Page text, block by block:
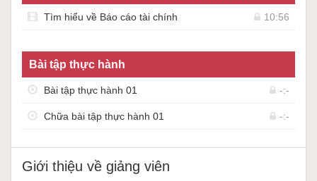
Tìm hiểu về Báo cáo tài chính 10:56
Bài tập thực hành
Bài tập thực hành 01 -:-
Chữa bài tập thực hành 01 -:-
Giới thiệu về giảng viên